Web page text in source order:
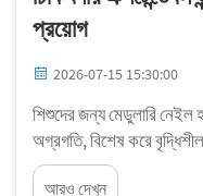
প্রয়োগ
2026-07-15 15:30:00
শিশুদের জন্য মেডুলারি নেইল
অগ্রগতি, বিশেষ করে
চিকিৎসার ক্ষেত্রে। ঐতিহ্যগত
আরও দেখুন